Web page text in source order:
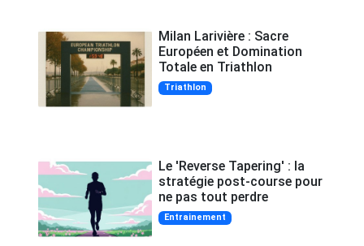
Milan Larivière : Sacre
Européen et Domination
Totale en Triathlon
Triathlon
Le 'Reverse Tapering' : la
stratégie post-course pour
ne pas tout perdre
Entrainement